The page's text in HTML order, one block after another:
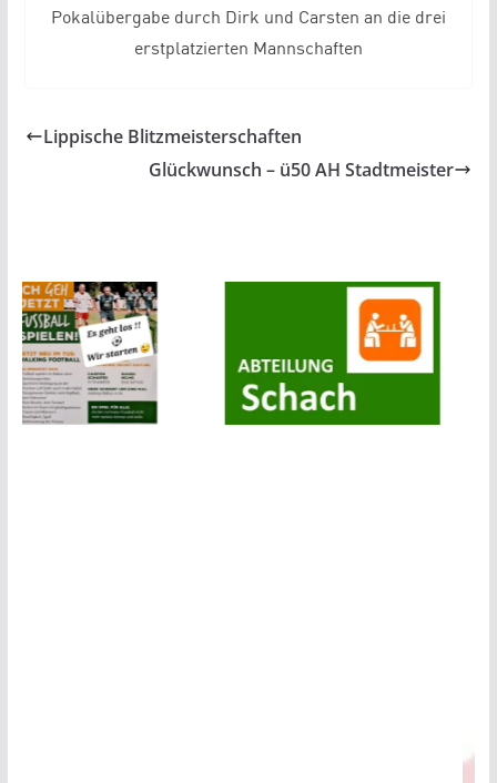
Pokalübergabe durch Dirk und Carsten an die drei
erstplatzierten Mannschaften
Lippische Blitzmeisterschaften
Glückwunsch – ü50 AH Stadtmeister